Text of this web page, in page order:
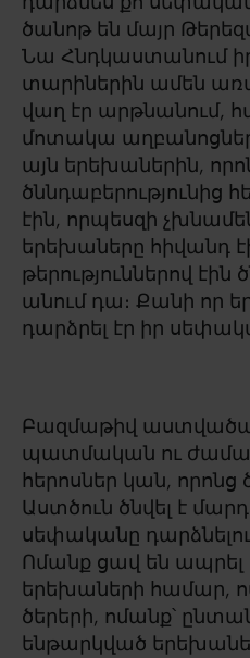
ծանոթ են մայր
Նա Հնդկաստանում
տարիներին ամեն
վաղ էր արթնանում,
մոտակա
այն երեխաներին,
ծննդաբերությունից
էին, որպեսզի
երեխաները հիվանդ
թերություններով էին
անում դա։ Քանի որ
դարձրել էր իր
Բազմաթիվ
պատմական ու
հերոսներ կան, որոնց
Աստծուն ծնվել է
սեփականը դարձնելու
Ոմանք ցավ են ապրել
երեխաների համար,
ծերերի, ոմանք՝
ենթարկված